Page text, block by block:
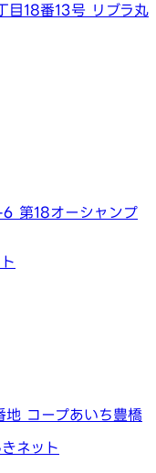
目18番13号 リブラ丸
6 第18オーシャンプ
コープあいち豊橋
ネット